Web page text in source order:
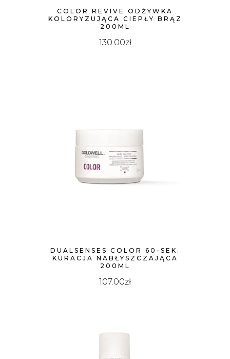
COLOR REVIVE ODŻYWKA
KOLORYZUJĄCA CIEPŁY BRĄZ
200ML
130.00zł
DUALSENSES COLOR 60-SEK.
KURACJA NABŁYSZCZAJĄCA
200ML
107.00zł